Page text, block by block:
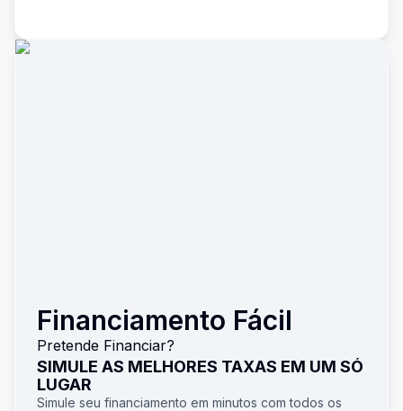
Financiamento Fácil
Pretende Financiar?
SIMULE AS MELHORES TAXAS EM UM SÓ
LUGAR
Simule seu financiamento em minutos com todos os